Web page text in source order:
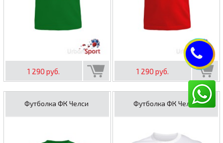
1 290 руб. 1 290 руб.
Футболка ФК Челси Футболка ФК Челси